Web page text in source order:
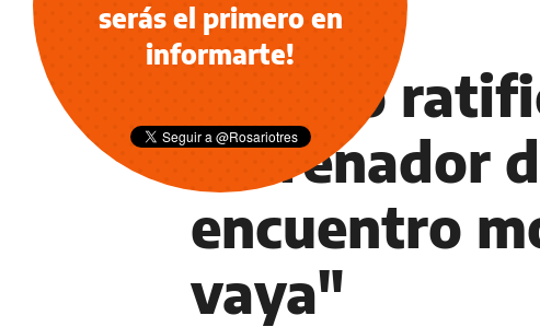
DEPORTES
Belloso
entrenador
encuentro
vaya"
serás el primero en
informarte!